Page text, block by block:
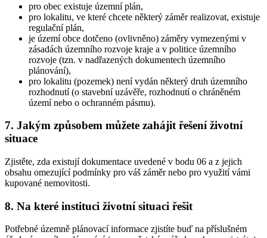
pro obec existuje územní plán,
pro lokalitu, ve které chcete některý záměr realizovat, existuje
regulační plán,
je území obce dotčeno (ovlivněno) záměry vymezenými v
zásadách územního rozvoje kraje a v politice územního
rozvoje (tzn. v nadřazených dokumentech územního
plánování),
pro lokalitu (pozemek) není vydán některý druh územního
rozhodnutí (o stavební uzávěře, rozhodnutí o chráněném
území nebo o ochranném pásmu).
7. Jakým způsobem můžete zahájit řešení životní
situace
Zjistěte, zda existují dokumentace uvedené v bodu 06 a z jejich
obsahu omezující podmínky pro váš záměr nebo pro využití vámi
kupované nemovitosti.
8. Na které instituci životní situaci řešit
Potřebné územně plánovací informace zjistíte buď na příslušném